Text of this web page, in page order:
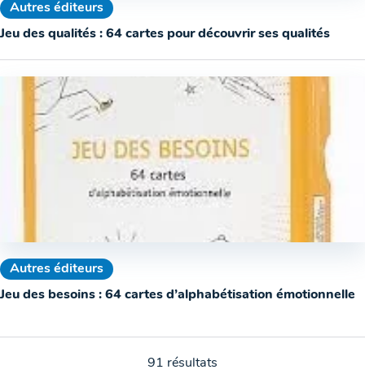
Autres éditeurs
Jeu des qualités : 64 cartes pour découvrir ses qualités
Autres éditeurs
Jeu des besoins : 64 cartes d’alphabétisation émotionnelle
91 résultats